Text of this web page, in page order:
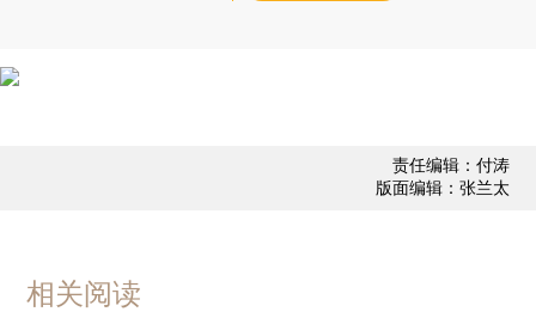
责任编辑：付涛
版面编辑：张兰太
相关阅读